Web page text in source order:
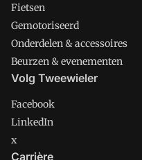
Fietsen
Gemotoriseerd
Onderdelen & accessoires
Beurzen & evenementen
Volg Tweewieler
Facebook
LinkedIn
x
Carrière